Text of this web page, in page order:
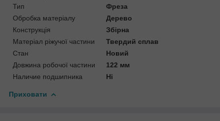
Тип
Фреза
Обробка матеріалу
Дерево
Конструкція
Збірна
Матеріал ріжучої частини
Твердий сплав
Стан
Новий
Довжина робочої частини
122 мм
Наличие подшипника
Ні
Приховати